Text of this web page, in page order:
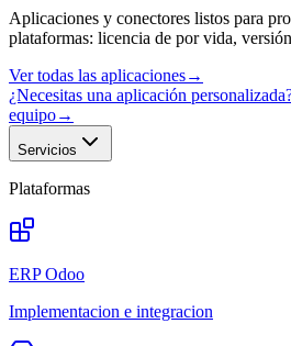
Aplicaciones y conectores listos para
plataformas: licencia de por vida,
Ver todas las aplicaciones→
¿Necesitas una aplicación
equipo→
Servicios
Plataformas
ERP Odoo
Implementacion e integracion